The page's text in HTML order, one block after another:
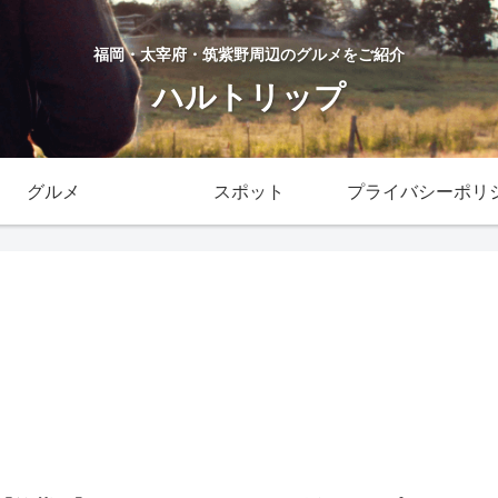
福岡・太宰府・筑紫野周辺のグルメをご紹介
ハルトリップ
グルメ スポット プライバシーポリ